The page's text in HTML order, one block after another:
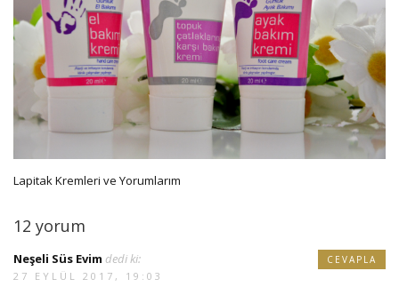
Lapitak Kremleri ve Yorumlarım
12 yorum
Neşeli Süs Evim dedi ki:
27 EYLÜL 2017, 19:03
CEVAPLA